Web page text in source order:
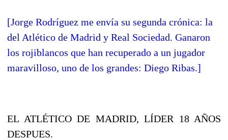
[Jorge Rodríguez me envía su segunda crónica: la
del Atlético de Madrid y Real Sociedad. Ganaron
los rojiblancos que han recuperado a un jugador
maravilloso, uno de los grandes: Diego Ribas.]
EL ATLÉTICO DE MADRID, LÍDER 18 AÑOS
DESPUES.